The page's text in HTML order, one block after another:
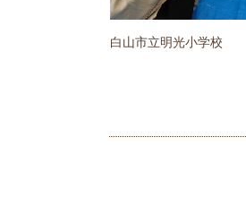
白山市立明光小学校